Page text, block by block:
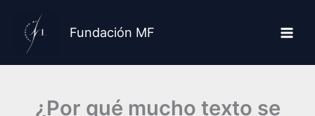
contenido
Fundación MF
¿Por qué mucho texto se